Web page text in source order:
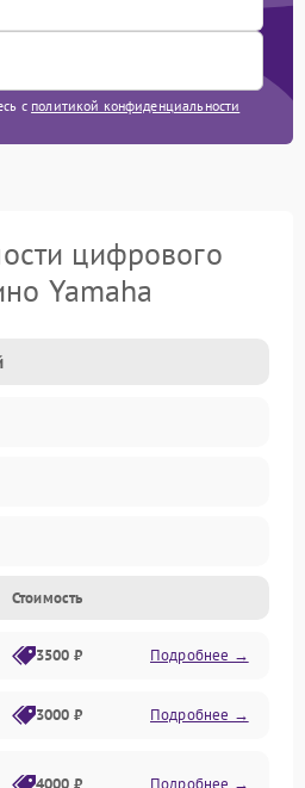
с политикой конфиденциальности
цифрового
Yamaha
Стоимость
3500 ₽ Подробнее →
3000 ₽ Подробнее →
4000 ₽ Подробнее →